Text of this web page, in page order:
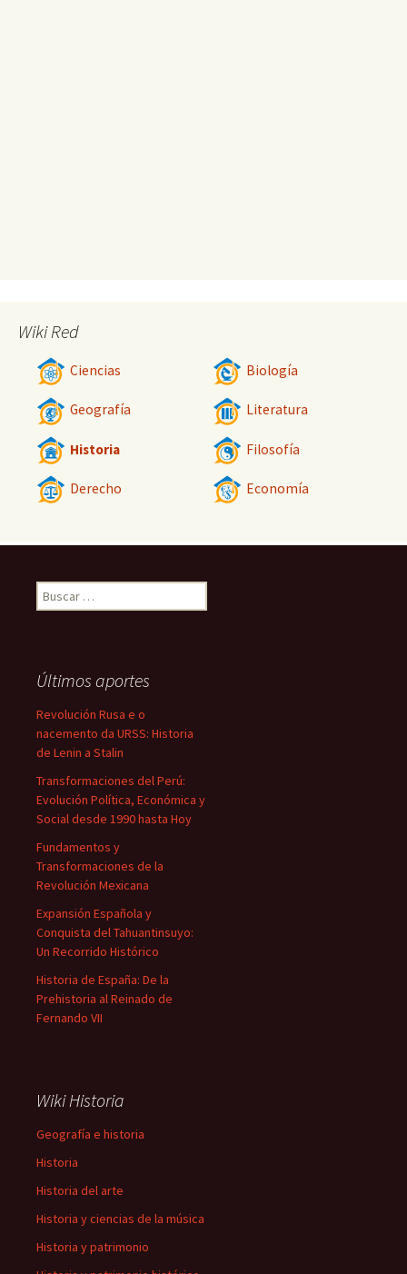
Wiki Red
Ciencias Biología
Geografía Literatura
Historia Filosofía
Derecho Economía
Buscar:
Últimos aportes
Revolución Rusa e o
nacemento da URSS: Historia
de Lenin a Stalin
Transformaciones del Perú:
Evolución Política, Económica y
Social desde 1990 hasta Hoy
Fundamentos y
Transformaciones de la
Revolución Mexicana
Expansión Española y
Conquista del Tahuantinsuyo:
Un Recorrido Histórico
Historia de España: De la
Prehistoria al Reinado de
Fernando VII
Wiki Historia
Geografía e historia
Historia
Historia del arte
Historia y ciencias de la música
Historia y patrimonio